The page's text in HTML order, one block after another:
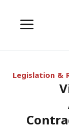
Menu
Legislation &